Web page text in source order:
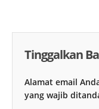
Tinggalkan
Alamat email
yang wajib